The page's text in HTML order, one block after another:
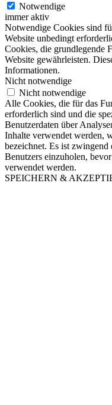
Notwendige
immer aktiv
Notwendige Cookies sind
Website unbedingt
Cookies, die grundlegende
Website gewährleisten.
Informationen.
Nicht notwendige
Nicht notwendige
Alle Cookies, die für das
erforderlich sind und die
Benutzerdaten über
Inhalte verwendet werden,
bezeichnet. Es ist
Benutzers einzuholen,
verwendet werden.
SPEICHERN &